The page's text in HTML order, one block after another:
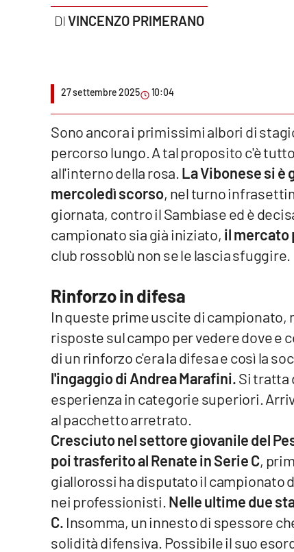
Parchi Marini Calabria
Imprese Di Calabria
Venti di comunicazione
Streaming
LaC Network
Vibo Valentia
Reggio Calabria
VINCENZO PRIMERANO
27 settembre 2025 10:04
Sono ancora i primissimi albori di
percorso lungo. A tal proposito c'è
all'interno della rosa. La Vibonese si è
mercoledì scorso, nel turno
giornata, contro il Sambiase ed è
campionato sia già iniziato, il mercato
club rossoblù non se le lascia sfuggire.
Rinforzo in difesa
In queste prime uscite di campionato,
risposte sul campo per vedere dove e
di un rinforzo c'era la difesa e così la
l'ingaggio di Andrea Marafini.Si tratta
esperienza in categorie superiori.
al pacchetto arretrato.
Cresciuto nel settore giovanile del
poi trasferito al Renate in Serie C,
giallorossi ha disputato il campionato
nei professionisti. Nelle ultime due
C. Insomma, un innesto di spessore
solidità difensiva. Possibile il suo